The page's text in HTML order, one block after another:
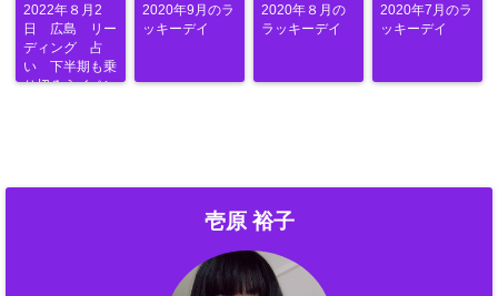
2022年８月2
日 広島 リー
ディング 占
い 下半期も乗
り切ろうイベン
2020年9月のラ
ッキーデイ
2020年８月の
ラッキーデイ
2020年7月のラ
ッキーデイ
壱原 裕子